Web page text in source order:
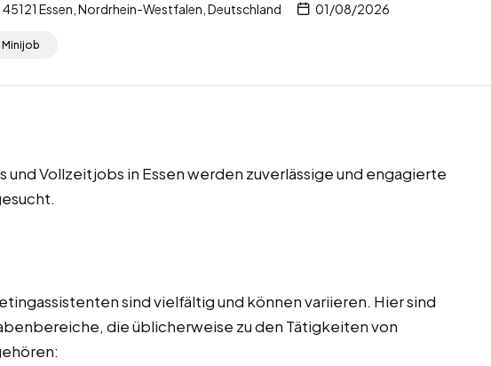
45121 Essen, Nordrhein-Westfalen, Deutschland 01/08/2026
Minijob
und Vollzeitjobs in Essen werden zuverlässige und engagierte
sind vielfältig und können variieren. Hier sind
die üblicherweise zu den Tätigkeiten von